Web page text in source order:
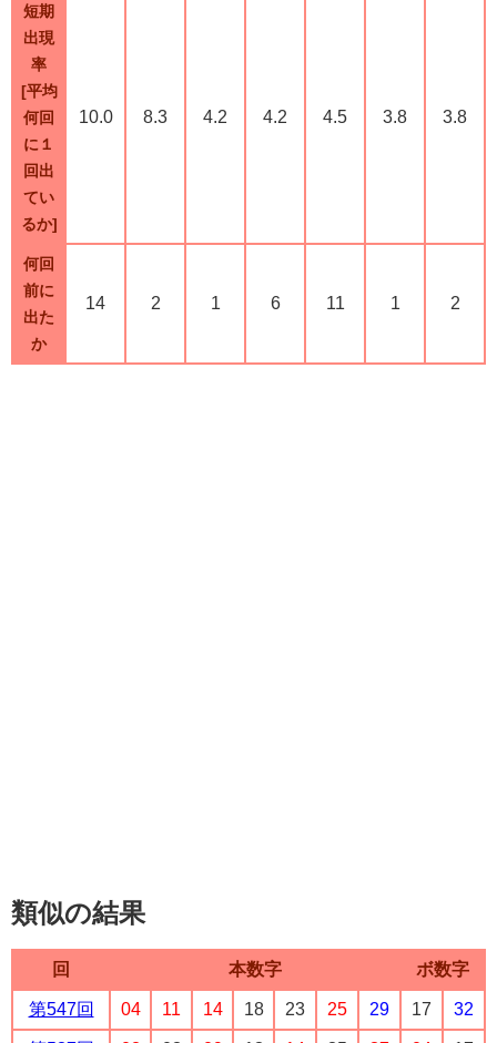
短期
出現
率
[平均
何回
に１
回出
てい
るか]
10.0 8.3 4.2 4.2 4.5 3.8 3.8
何回
前に
出た
か
14 2 1 6 11 1 2
類似の結果
回 本数字 ボ数字
第547回 04 11 14 18 23 25 29 17 32